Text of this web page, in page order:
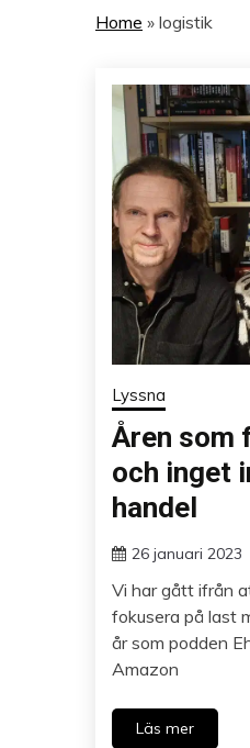
Home » logistik
Lyssna
Åren som
och inget
handel
26 januari 2023
Vi har gått ifrån
fokusera på last
år som podden
Amazon
Läs mer